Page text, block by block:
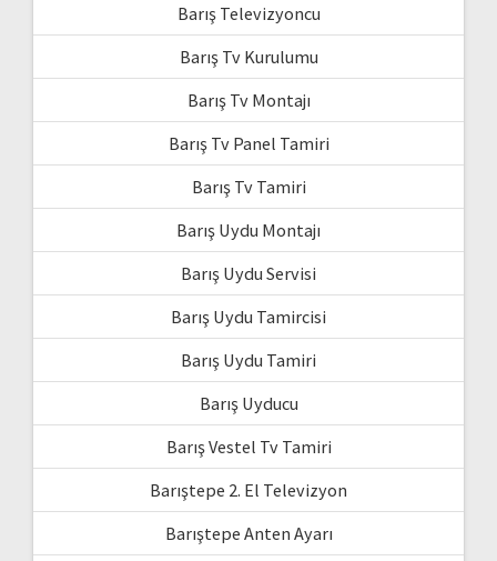
Barış Televizyoncu
Barış Tv Kurulumu
Barış Tv Montajı
Barış Tv Panel Tamiri
Barış Tv Tamiri
Barış Uydu Montajı
Barış Uydu Servisi
Barış Uydu Tamircisi
Barış Uydu Tamiri
Barış Uyducu
Barış Vestel Tv Tamiri
Barıştepe 2. El Televizyon
Barıştepe Anten Ayarı